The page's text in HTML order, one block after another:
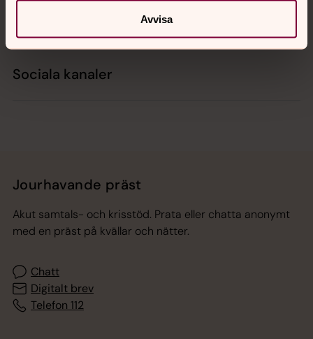
Avvisa
Sociala kanaler
Jourhavande präst
Akut samtals- och krisstöd. Prata eller chatta anonymt
med en präst på kvällar och nätter.
Chatt
Digitalt brev
Telefon 112